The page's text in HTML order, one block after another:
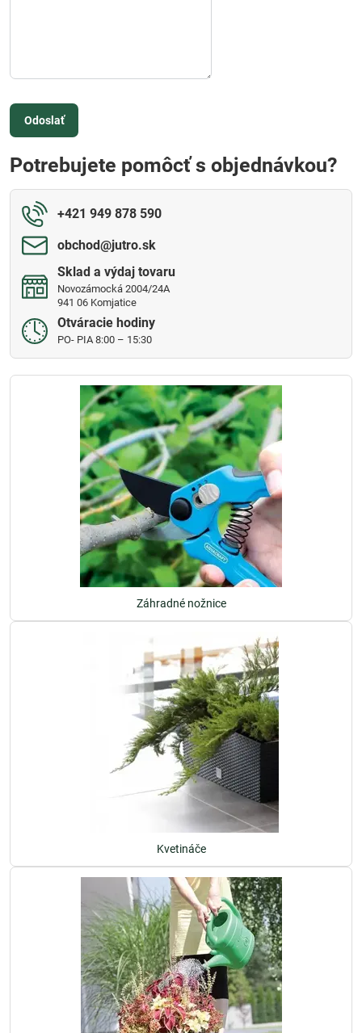
Odoslať
Potrebujete pomôcť s objednávkou?
+421 949 878 590
obchod​@jutro​.sk
Sklad a výdaj tovaru
Novozámocká 2004/24A
941 06 Komjatice
Otváracie hodiny
PO- PIA 8:00 – 15:30
Záhradné nožnice
Kvetináče